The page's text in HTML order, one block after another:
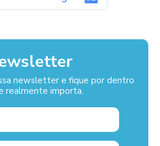
newsletter e fique por dentro
realmente importa.